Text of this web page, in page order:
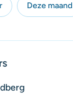
Deze maand